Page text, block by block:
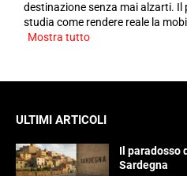
destinazione senza mai alzarti. Il
studia come rendere reale la
Mostra tutto
ULTIMI ARTICOLI
Il paradosso
Sardegna